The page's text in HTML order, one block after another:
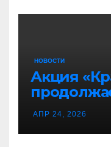
НОВОСТИ
Акция
АПР 24, 2026